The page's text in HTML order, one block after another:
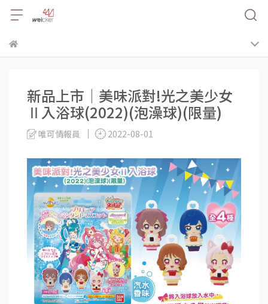
新品上市│美味派對!光之美少女
Ⅱ入浴球(2022)(泡澡球)(限量)
唯可情報員 2022-08-01